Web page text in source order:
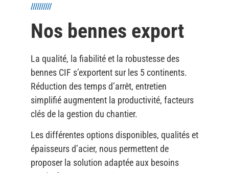
//////////
Nos bennes export
La qualité, la fiabilité et la robustesse des
bennes CIF s’exportent sur les 5 continents.
Réduction des temps d’arrêt, entretien
simplifié augmentent la productivité, facteurs
clés de la gestion du chantier.
Les différentes options disponibles, qualités et
épaisseurs d’acier, nous permettent de
proposer la solution adaptée aux besoins